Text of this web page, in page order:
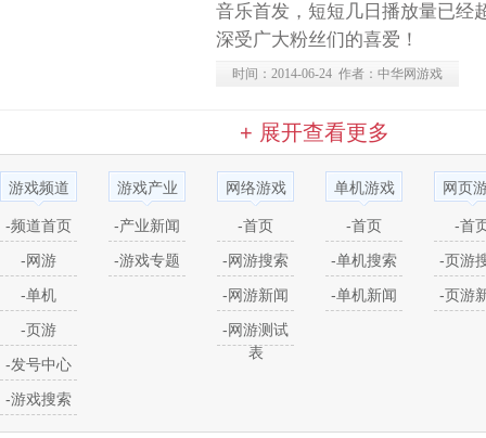
音乐首发，短短几日播放量已经
深受广大粉丝们的喜爱！
时间：2014-06-24 作者：中华网游戏
+ 展开查看更多
游戏频道
-频道首页
-网游
-单机
-页游
-发号中心
-游戏搜索
游戏产业
-产业新闻
-游戏专题
网络游戏
-首页
-网游搜索
-网游新闻
-网游测试
表
单机游戏
-首页
-单机搜索
-单机新闻
网页
-首
-页游
-页游